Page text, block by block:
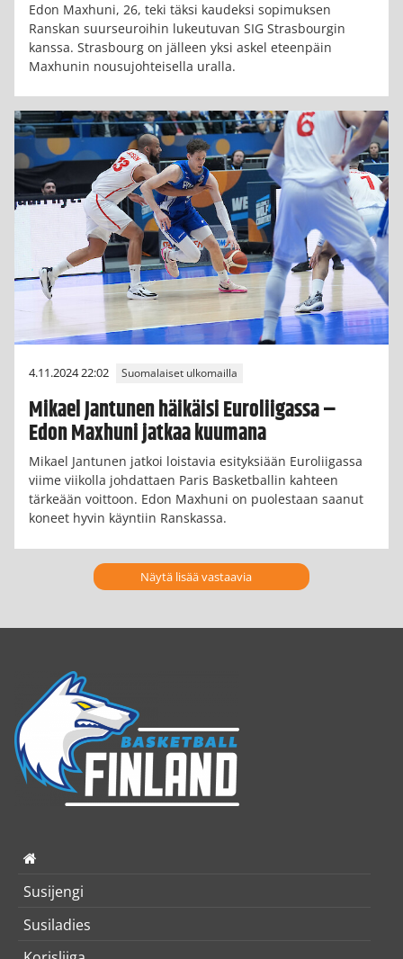
Edon Maxhuni, 26, teki täksi kaudeksi sopimuksen
Ranskan suurseuroihin lukeutuvan SIG Strasbourgin
kanssa. Strasbourg on jälleen yksi askel eteenpäin
Maxhunin nousujohteisella uralla.
4.11.2024 22:02 Suomalaiset ulkomailla
Mikael Jantunen häikäisi Euroliigassa –
Edon Maxhuni jatkaa kuumana
Mikael Jantunen jatkoi loistavia esityksiään Euroliigassa
viime viikolla johdattaen Paris Basketballin kahteen
tärkeään voittoon. Edon Maxhuni on puolestaan saanut
koneet hyvin käyntiin Ranskassa.
Näytä lisää vastaavia
Susijengi
Susiladies